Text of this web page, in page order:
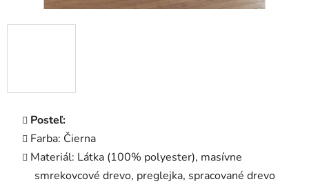
Posteľ:
Farba: Čierna
Materiál: Látka (100% polyester), masívne
smrekovcové drevo, preglejka, spracované drevo